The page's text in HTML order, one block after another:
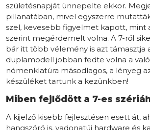
születésnapját ünnepelte ekkor.
pillanatában, mivel egyszerre
szel, kevesebb figyelmet kapott, mint
szerint megérdemelt volna. A 7-ről
bár itt több vélemény is azt támasztja
duplamodell jobban fedte volna a
nómenklatúra másodlagos, a lényeg
készüléket tartunk a kezünkben!
Miben fejlődött a 7-es
A kijelző kisebb fejlesztésen esett át,
hangszóró is, vadonatúj hardware és